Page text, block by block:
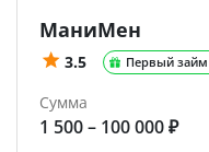
МаниМен
3.5 Первый займ
Сумма
1 500 – 100 000 ₽